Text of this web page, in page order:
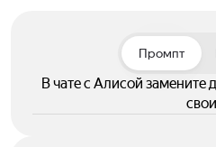
Промпт
В чате с Алисой замените
свои